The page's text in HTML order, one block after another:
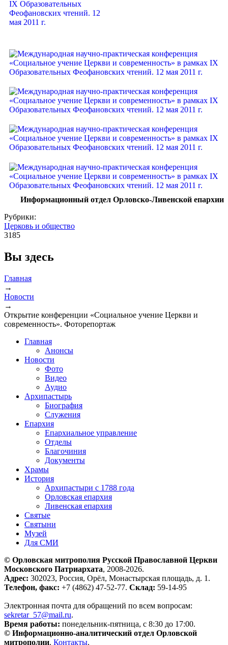
Информационный отдел Орловско-Ливенской епархии
Рубрики:
Церковь и общество
3185
Вы здесь
Главная
→
Новости
→
Открытие конференции «Социальное учение Церкви и
современность». Фоторепортаж
Главная
Анонсы
Новости
Фото
Видео
Аудио
Архипастырь
Биография
Служения
Епархия
Епархиальное управление
Отделы
Благочиния
Документы
Храмы
История
Архипастыри с 1788 года
Орловская епархия
Ливенская епархия
Святые
Святыни
Музей
Для СМИ
© Орловская митрополия Русской Православной Церкви
Московского Патриархата, 2008-2026.
Адрес: 302023, Россия, Орёл, Монастырская площадь, д. 1.
Телефон, факс: +7 (4862) 47-52-77. Склад: 59-14-95
Электронная почта для обращений по всем вопросам:
sekretar_57@mail.ru.
Время работы: понедельник-пятница, с 8:30 до 17:00.
© Информационно-аналитический отдел Орловской
митрополии. Контакты.